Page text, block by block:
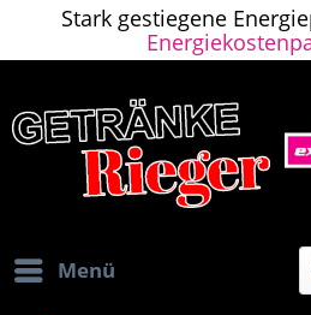
Stark gestiegene
Menü